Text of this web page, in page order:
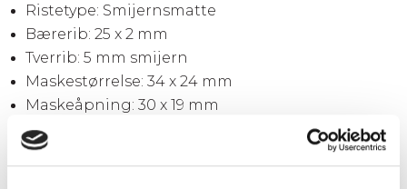
Ristetype: Smijernsmatte
Bærerib: 25 x 2 mm
Tverrib: 5 mm smijern
Maskestørrelse: 34 x 24 mm
Maskeåpning: 30 x 19 mm
Kantjern: 25 x 2 mm
Overflate: Svart (ubehandlet)